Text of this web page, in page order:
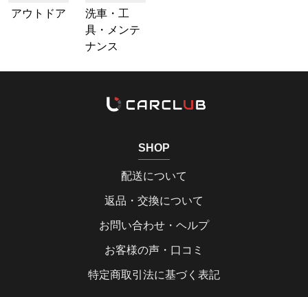
アウトドア
洗車・工
具・メンテ
ナンス
SHOP
配送について
返品・交換について
お問い合わせ・ヘルプ
お客様の声・口コミ
特定商取引法に基づく表記